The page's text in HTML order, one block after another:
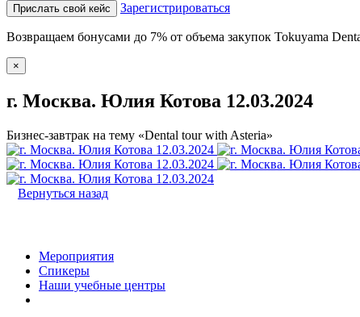
Прислать свой кейс Зарегистрироваться
Возвращаем бонусами до 7% от объема закупок Tokuyama
×
г. Москва. Юлия Котова 12.03.2024
Бизнес-завтрак на тему «Dental tour with Asteria»
Вернуться назад
Мероприятия
Спикеры
Наши учебные центры